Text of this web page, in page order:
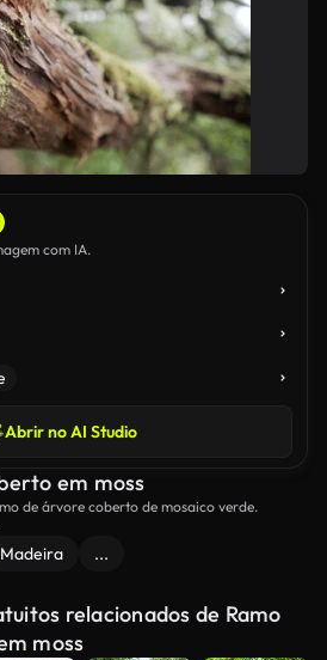
com IA.
Abrir no AI Studio
em moss
de árvore coberto de mosaico verde.
Madeira ...
relacionados de Ramo
moss